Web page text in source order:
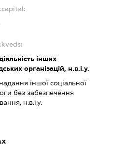
інших
організацій, н.в.і.у.
іншої соціальної
без забезпечення
н.в.і.у.